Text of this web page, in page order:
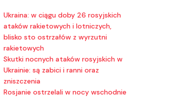
Ukraina: w ciągu doby 26 rosyjskich
ataków rakietowych i lotniczych,
blisko sto ostrzałów z wyrzutni
rakietowych
Skutki nocnych ataków rosyjskich w
Ukrainie: są zabici i ranni oraz
zniszczenia
Rosjanie ostrzelali w nocy wschodnie